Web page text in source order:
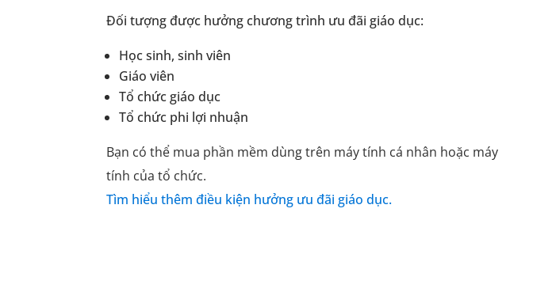
Đối tượng được hưởng chương trình ưu đãi giáo dục:
Học sinh, sinh viên
Giáo viên
Tổ chức giáo dục
Tổ chức phi lợi nhuận
Bạn có thể mua phần mềm dùng trên máy tính cá nhân hoặc máy
tính của tổ chức.
Tìm hiểu thêm điều kiện hưởng ưu đãi giáo dục.